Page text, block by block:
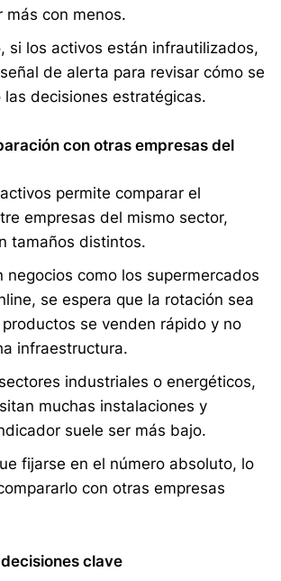
más con menos.
si los activos están infrautilizados,
de alerta para revisar cómo se
decisiones estratégicas.
con otras empresas del
permite comparar el
empresas del mismo sector,
tamaños distintos.
negocios como los supermercados
se espera que la rotación sea
se venden rápido y no
infraestructura.
industriales o energéticos,
muchas instalaciones y
suele ser más bajo.
fijarse en el número absoluto, lo
con otras empresas
clave